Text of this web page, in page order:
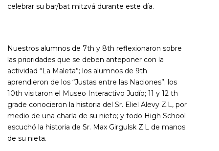
celebrar su bar/bat mitzvá durante este día.
Nuestros alumnos de 7th y 8th reflexionaron sobre
las prioridades que se deben anteponer con la
actividad “La Maleta”; los alumnos de 9th
aprendieron de los “Justas entre las Naciones”; los
10th visitaron el Museo Interactivo Judío; 11 y 12 th
grade conocieron la historia del Sr. Eliel Alevy Z.L, por
medio de una charla de su nieto; y todo High School
escuchó la historia de Sr. Max Girgulsk Z.L de manos
de su nieta.